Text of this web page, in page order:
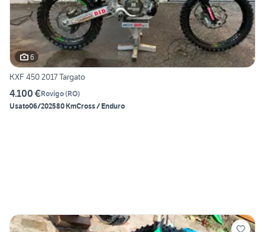
6
KXF 450 2017 Targato
4.100 €Rovigo(RO)
Usato06/202580 KmCross / Enduro